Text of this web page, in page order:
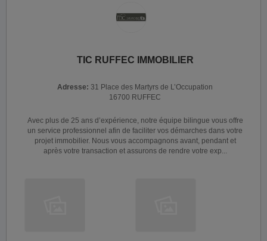
TIC RUFFEC IMMOBILIER
Adresse: 31 Place des Martyrs de L’Occupation
16700 RUFFEC
Avec plus de 25 ans d’expérience, notre équipe bilingue vous offre
un service professionnel afin de faciliter vos démarches dans votre
projet immobilier. Nous vous accompagnons avant, pendant et
après votre transaction et assurons de rendre votre exp...